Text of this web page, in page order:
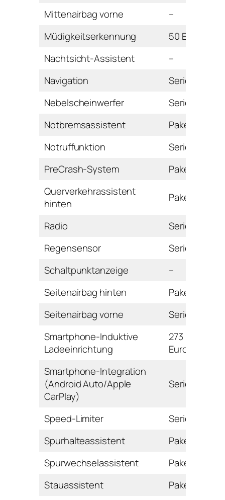
Mittenairbag vorne
–
Müdigkeitserkennung
50 Euro
Nachtsicht-Assistent
–
Navigation
Serie
Nebelscheinwerfer
Serie
Notbremsassistent
Paket
Notruffunktion
Serie
PreCrash-System
Paket
Querverkehrassistent
hinten
Paket
Radio
Serie
Regensensor
Serie
Schaltpunktanzeige
–
Seitenairbag hinten
Paket
Seitenairbag vorne
Serie
Smartphone-Induktive
Ladeeinrichtung
273
Euro
Smartphone-Integration
(Android Auto/Apple
CarPlay)
Serie
Speed-Limiter
Serie
Spurhalteassistent
Paket
Spurwechselassistent
Paket
Stauassistent
Paket